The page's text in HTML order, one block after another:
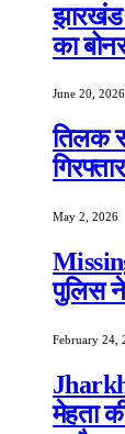
झारखंड
का
June 20, 2026
तिलक
May 2, 2026
पुलिस ने
February 24,
मेहता